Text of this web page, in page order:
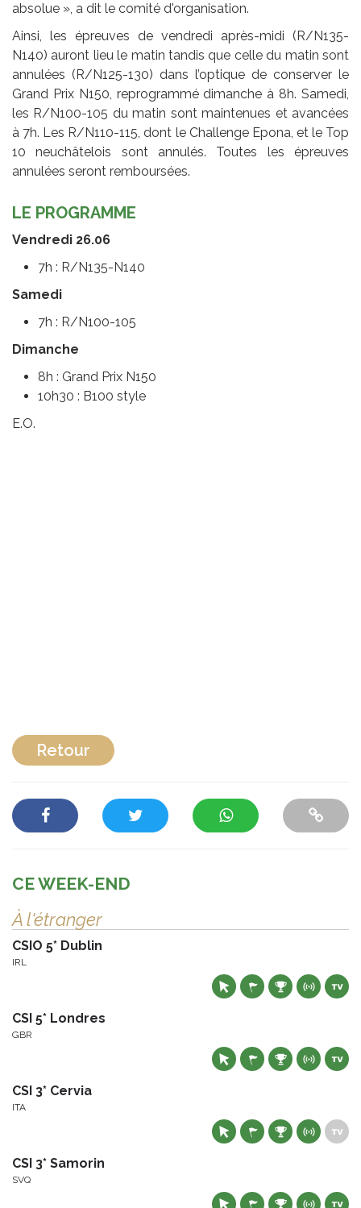
absolue », a dit le comité d'organisation.
Ainsi, les épreuves de vendredi après-midi (R/N135-
N140) auront lieu le matin tandis que celle du matin sont
annulées (R/N125-130) dans l’optique de conserver le
Grand Prix N150, reprogrammé dimanche à 8h. Samedi,
les R/N100-105 du matin sont maintenues et avancées
à 7h. Les R/N110-115, dont le Challenge Epona, et le Top
10 neuchâtelois sont annulés. Toutes les épreuves
annulées seront remboursées.
LE PROGRAMME
Vendredi 26.06
7h : R/N135-N140
Samedi
7h : R/N100-105
Dimanche
8h : Grand Prix N150
10h30 : B100 style
E.O.
Retour
CE WEEK-END
À l'étranger
CSIO 5* Dublin
IRL
CSI 5* Londres
GBR
CSI 3* Cervia
ITA
CSI 3* Samorin
SVQ